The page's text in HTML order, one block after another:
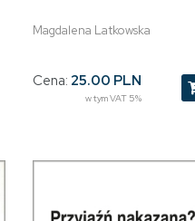
Magdalena Latkowska
Cena: 25.00 PLN
w tym VAT 5%